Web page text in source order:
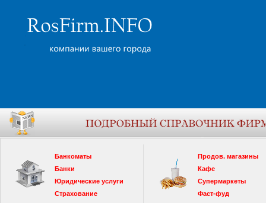
Банкоматы
Банки
Юридические услуги
Страхование
Продов. магазины
Кафе
Супермаркеты
Фаст-фуд